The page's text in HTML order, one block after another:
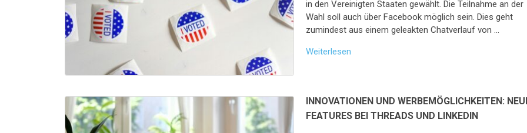
in den Vereinigten Staaten gewählt. Die Teilnahme an der
Wahl soll auch über Facebook möglich sein. Dies geht
zumindest aus einem geleakten Chatverlauf von …
Weiterlesen
INNOVATIONEN UND WERBEMÖGLICHKEITEN:
FEATURES BEI THREADS UND LINKEDIN